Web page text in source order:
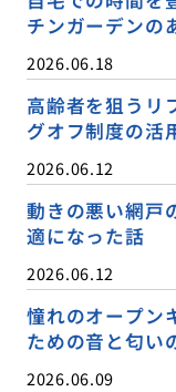
チンガーデンの
2026.06.18
高齢者を狙うリ
グオフ制度の活
2026.06.12
動きの悪い網戸
適になった話
2026.06.12
憧れのオープン
ための音と匂い
2026.06.09